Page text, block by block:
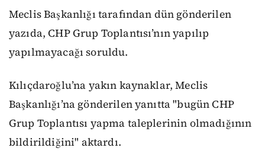
Meclis Başkanlığı tarafından dün gönderilen
yazıda, CHP Grup Toplantısı’nın yapılıp
yapılmayacağı soruldu.
Kılıçdaroğlu’na yakın kaynaklar, Meclis
Başkanlığı’na gönderilen yanıtta "bugün CHP
Grup Toplantısı yapma taleplerinin olmadığının
bildirildiğini" aktardı.